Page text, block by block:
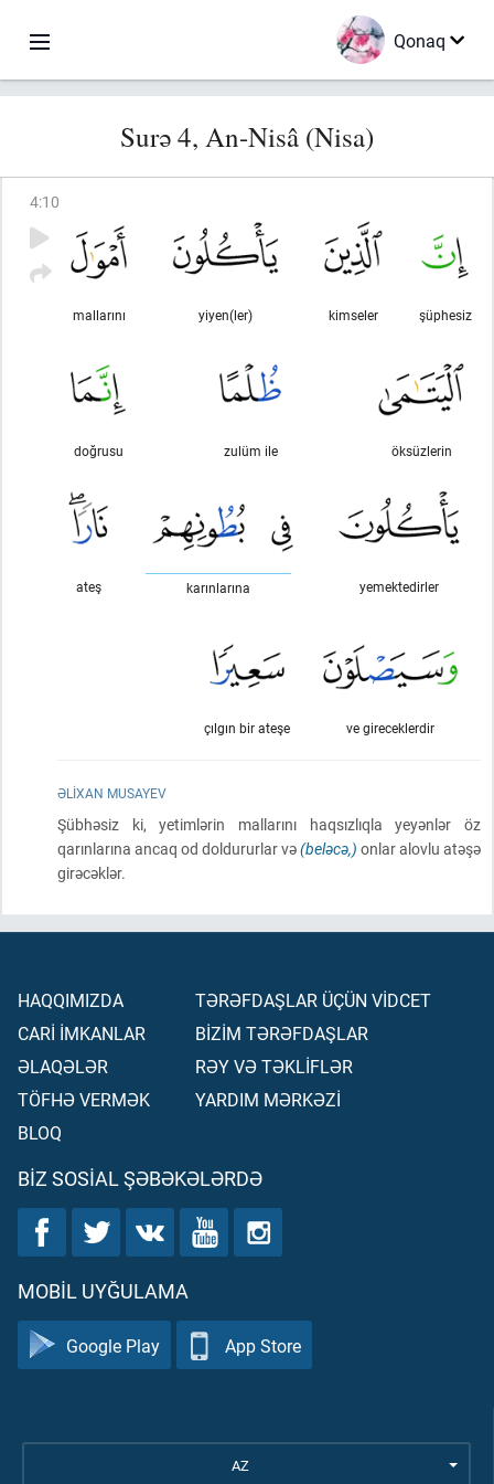
Qonaq
Surə 4, An-Nisâ (Nisa)
4:10
şüphesiz
kimseler
yiyen(ler)
mallarını
öksüzlerin
zulüm ile
doğrusu
yemektedirler
karınlarına
ateş
ve gireceklerdir
çılgın bir ateşe
ƏLIXAN MUSAYEV
Şübhəsiz ki, yetimlərin mallarını haqsızlıqla yeyənlər öz
qarınlarına ancaq od doldururlar və(beləcə,) onlar alovlu atəşə
girəcəklər.
HAQQIMIZDA
CARİ İMKANLAR
ƏLAQƏLƏR
TÖFHƏ VERMƏK
BLOQ
TƏRƏFDAŞLAR ÜÇÜN VİDCET
BİZİM TƏRƏFDAŞLAR
RƏY VƏ TƏKLİFLƏR
YARDIM MƏRKƏZİ
BIZ SOSIAL ŞƏBƏKƏLƏRDƏ
MOBIL UYĞULAMA
Google Play App Store
AZ